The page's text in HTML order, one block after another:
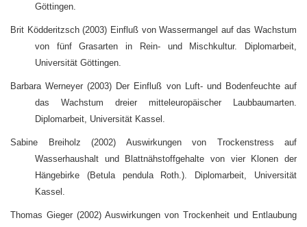
Göttingen.
Brit Ködderitzsch (2003) Einfluß von Wassermangel auf das Wachstum
von fünf Grasarten in Rein- und Mischkultur. Diplomarbeit,
Universität Göttingen.
Barbara Werneyer (2003) Der Einfluß von Luft- und Bodenfeuchte auf
das Wachstum dreier mitteleuropäischer Laubbaumarten.
Diplomarbeit, Universität Kassel.
Sabine Breiholz (2002) Auswirkungen von Trockenstress auf
Wasserhaushalt und Blattnähstoffgehalte von vier Klonen der
Hängebirke (Betula pendula Roth.). Diplomarbeit, Universität
Kassel.
Thomas Gieger (2002) Auswirkungen von Trockenheit und Entlaubung